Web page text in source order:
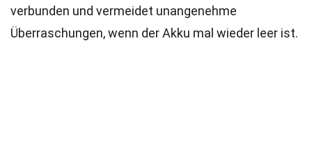
verbunden und vermeidet unangenehme
Überraschungen, wenn der Akku mal wieder leer ist.